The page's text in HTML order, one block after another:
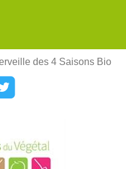
des 4 Saisons Bio